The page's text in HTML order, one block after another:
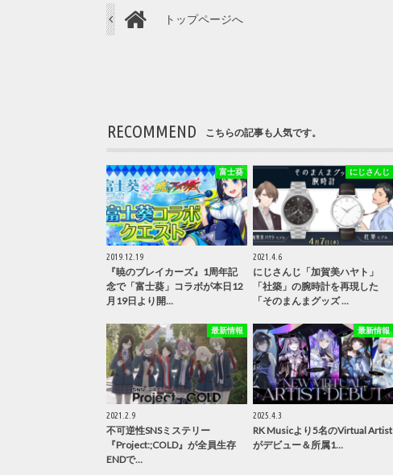
トップページへ
RECOMMEND こちらの記事も人気です。
富士葵
2019.12.19
『暁のブレイカーズ』1周年記
念で「富士葵」コラボが本日12
月19日より開…
にじさんじ
2021.4.6
にじさんじ「加賀美ハヤト」
「社築」の腕時計を再現した
「そのまんまグッズ …
最新情報
2021.2.9
不可逆性SNSミステリー
『Project:;COLD』が全員生存
ENDで…
最新情報
2025.4.3
RK Musicより5名のVirtual Artist
がデビュー＆所属1…